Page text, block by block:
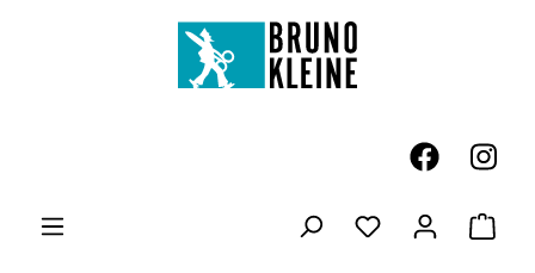
Zum Hauptinhalt springen
Du hast 0